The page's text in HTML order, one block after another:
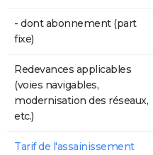
- dont abonnement (part
fixe)
Redevances applicables
(voies navigables,
modernisation des réseaux,
etc.)
Tarif de l'assainissement